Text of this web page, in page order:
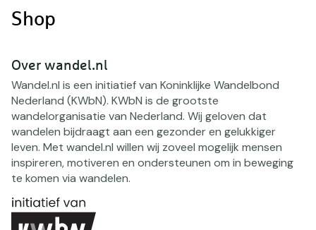
Shop
Over wandel.nl
Wandel.nl is een initiatief van Koninklijke Wandelbond
Nederland (KWbN). KWbN is de grootste
wandelorganisatie van Nederland. Wij geloven dat
wandelen bijdraagt aan een gezonder en gelukkiger
leven. Met wandel.nl willen wij zoveel mogelijk mensen
inspireren, motiveren en ondersteunen om in beweging
te komen via wandelen.